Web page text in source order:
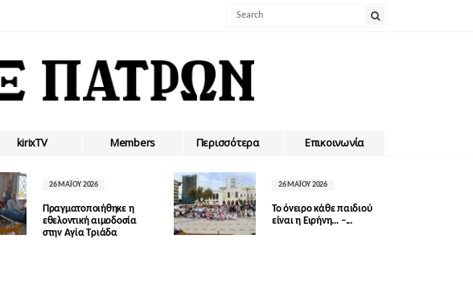
kirixTV Members Περισσότερα Επικοινωνία
26 ΜΑΪ́ΟΥ 2026
Πραγματοποιήθηκε η
εθελοντική αιμοδοσία
στην Αγία Τριάδα
26 ΜΑΪ́ΟΥ 2026
Το όνειρο κάθε παιδιού
είναι η Ειρήνη… –...